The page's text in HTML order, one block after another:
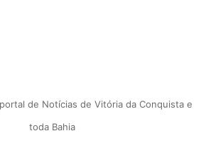
de Notícias de Vitória da Conquista e
toda Bahia